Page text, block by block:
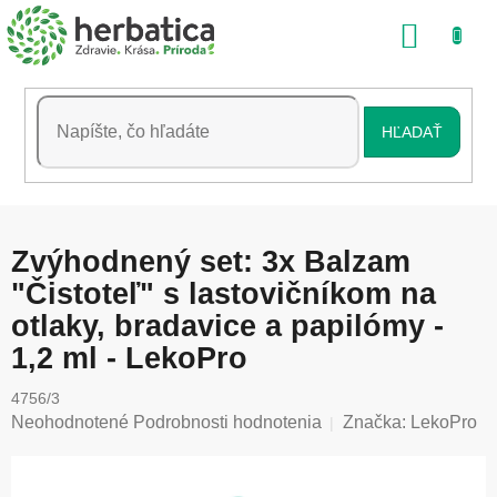
Prejsť
na
obsah
HĽADAŤ
Zvýhodnený set: 3x Balzam
"Čistoteľ" s lastovičníkom na
otlaky, bradavice a papilómy -
1,2 ml - LekoPro
4756/3
Priemerné
Neohodnotené Podrobnosti hodnotenia Značka: LekoPro